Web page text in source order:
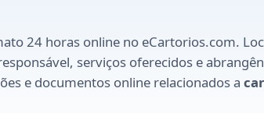
24 horas online no eCartorios.com.
serviços oferecidos e
e documentos online relacionados a